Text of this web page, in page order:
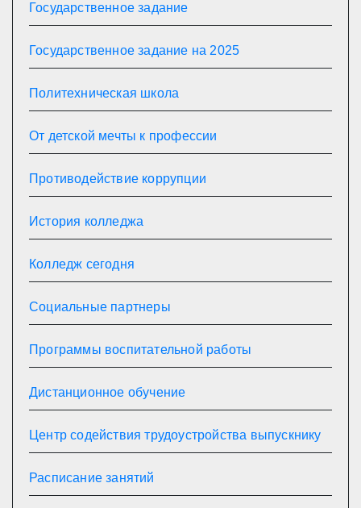
Государственное задание
Государственное задание на 2025
Политехническая школа
От детской мечты к профессии
Противодействие коррупции
История колледжа
Колледж сегодня
Социальные партнеры
Программы воспитательной работы
Дистанционное обучение
Центр содействия трудоустройства выпускнику
Расписание занятий